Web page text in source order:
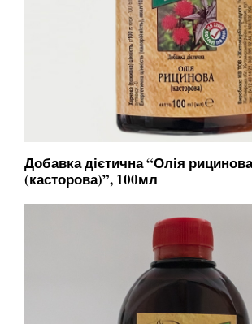
Добавка дієтична “Олія рицинова
(касторова)”, 100мл